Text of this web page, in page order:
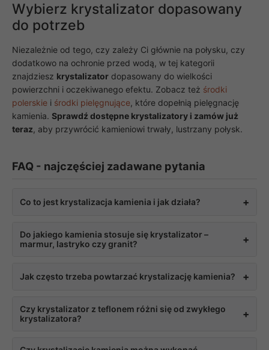
Wybierz krystalizator dopasowany
do potrzeb
Niezależnie od tego, czy zależy Ci głównie na połysku, czy
dodatkowo na ochronie przed wodą, w tej kategorii
znajdziesz krystalizator dopasowany do wielkości
powierzchni i oczekiwanego efektu. Zobacz też środki
polerskie i środki pielęgnujące, które dopełnią pielęgnację
kamienia. Sprawdź dostępne krystalizatory i zamów już
teraz, aby przywrócić kamieniowi trwały, lustrzany połysk.
FAQ - najczęściej zadawane pytania
Co to jest krystalizacja kamienia i jak działa? +
Krystalizacja polega na wcieraniu w powierzchnię
kamienia preparatu, który w reakcji chemicznej tworzy
trwalszy i bardziej odporny na ścieranie niż przy zwykłym
Do jakiego kamienia stosuje się krystalizator –
marmur, lastryko czy granit?
+
marmuru i lastryko, ponieważ te materiały najlepiej
znacznie twardszy i mniej porowaty, zwykle wymaga
innych metod pielęgnacji, takich jak impregnacja lub
Jak często trzeba powtarzać krystalizację kamienia? +
Częstotliwość zależy od intensywności użytkowania
powierzchni oraz warunków, na jakie jest narażona, ale
Czy krystalizator z teflonem różni się od zwykłego
krystalizatora?
+
Tak. Dodatek teflonu zapewnia dodatkową barierę
niektóre funkcje
znikną ze strony
Marketing
Udostępniając
swoje
zainteresowania i
zachowania
podczas
odwiedzania naszej
spersonalizowanych